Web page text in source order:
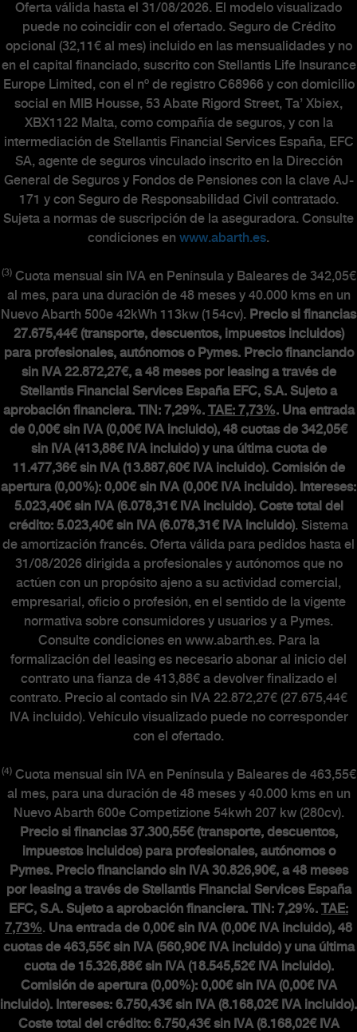
Oferta válida hasta el 31/08/2026. El modelo visualizado
puede no coincidir con el ofertado. Seguro de Crédito
opcional (32,11€ al mes) incluido en las mensualidades y no
en el capital financiado, suscrito con Stellantis Life Insurance
Europe Limited, con el nº de registro C68966 y con domicilio
social en MIB Housse, 53 Abate Rigord Street, Ta’ Xbiex,
XBX1122 Malta, como compañía de seguros, y con la
intermediación de Stellantis Financial Services España, EFC
SA, agente de seguros vinculado inscrito en la Dirección
General de Seguros y Fondos de Pensiones con la clave AJ-
171 y con Seguro de Responsabilidad Civil contratado.
Sujeta a normas de suscripción de la aseguradora. Consulte
condiciones en www.abarth.es.
(3)Cuota mensual sin IVA en Península y Baleares de 342,05€
al mes, para una duración de 48 meses y 40.000 kms en un
Nuevo Abarth 500e 42kWh 113kw (154cv). Precio si financias
27.675,44€ (transporte, descuentos, impuestos incluidos)
para profesionales, autónomos o Pymes. Precio financiando
sin IVA 22.872,27€, a 48 meses por leasing a través de
Stellantis Financial Services España EFC, S.A. Sujeto a
aprobación financiera. TIN: 7,29%. TAE: 7,73%. Una entrada
de 0,00€ sin IVA (0,00€ IVA incluido), 48 cuotas de 342,05€
sin IVA (413,88€ IVA incluido) y una última cuota de
11.477,36€ sin IVA (13.887,60€ IVA incluido). Comisión de
apertura (0,00%): 0,00€ sin IVA (0,00€ IVA incluido). Intereses:
5.023,40€ sin IVA (6.078,31€ IVA incluido). Coste total del
crédito: 5.023,40€ sin IVA (6.078,31€ IVA incluido). Sistema
de amortización francés. Oferta válida para pedidos hasta el
31/08/2026 dirigida a profesionales y autónomos que no
actúen con un propósito ajeno a su actividad comercial,
empresarial, oficio o profesión, en el sentido de la vigente
normativa sobre consumidores y usuarios y a Pymes.
Consulte condiciones en www.abarth.es. Para la
formalización del leasing es necesario abonar al inicio del
contrato una fianza de 413,88€ a devolver finalizado el
contrato. Precio al contado sin IVA 22.872,27€ (27.675,44€
IVA incluido). Vehículo visualizado puede no corresponder
con el ofertado.
(4)Cuota mensual sin IVA en Península y Baleares de 463,55€
al mes, para una duración de 48 meses y 40.000 kms en un
Nuevo Abarth 600e Competizione 54kwh 207 kw (280cv).
Precio si financias 37.300,55€ (transporte, descuentos,
impuestos incluidos) para profesionales, autónomos o
Pymes. Precio financiando sin IVA 30.826,90€, a 48 meses
por leasing a través de Stellantis Financial Services España
EFC, S.A. Sujeto a aprobación financiera. TIN: 7,29%. TAE:
7,73%. Una entrada de 0,00€ sin IVA (0,00€ IVA incluido), 48
cuotas de 463,55€ sin IVA (560,90€ IVA incluido) y una última
cuota de 15.326,88€ sin IVA (18.545,52€ IVA incluido).
Comisión de apertura (0,00%): 0,00€ sin IVA (0,00€ IVA
incluido). Intereses: 6.750,43€ sin IVA (8.168,02€ IVA incluido).
Coste total del crédito: 6.750,43€ sin IVA (8.168,02€ IVA